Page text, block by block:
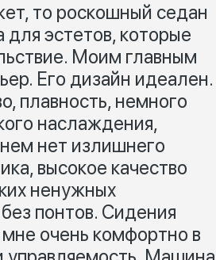
то роскошный седан
эстетов, которые
Моим главным
Его дизайн идеален.
плавность, немного
наслаждения,
нет излишнего
высокое качество
ненужных
понтов. Сидения
очень комфортно в